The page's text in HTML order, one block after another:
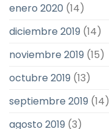
enero 2020 (14)
diciembre 2019 (14)
noviembre 2019 (15)
octubre 2019 (13)
septiembre 2019 (14)
agosto 2019 (3)